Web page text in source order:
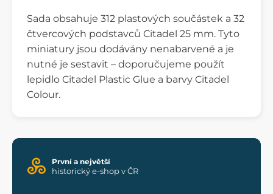
Sada obsahuje 312 plastových součástek a 32
čtvercových podstavců Citadel 25 mm. Tyto
miniatury jsou dodávány nenabarvené a je
nutné je sestavit – doporučujeme použít
lepidlo Citadel Plastic Glue a barvy Citadel
Colour.
První a největší
historický e-shop v ČR